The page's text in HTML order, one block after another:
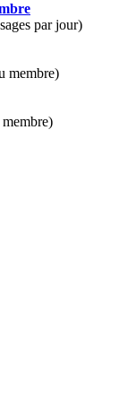
par jour)
membre)
membre)